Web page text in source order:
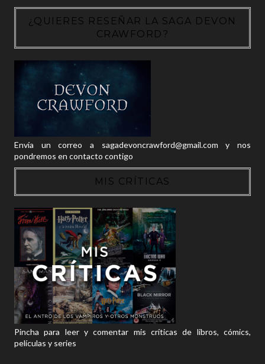
¿QUIERES RESEÑAR LA SAGA DEVON
CRAWFORD?
Envía un correo a sagadevoncrawford@gmail.com y nos
pondremos en contacto contigo
MIS CRÍTICAS
Pincha para leer y comentar mis críticas de libros, cómics,
películas y series